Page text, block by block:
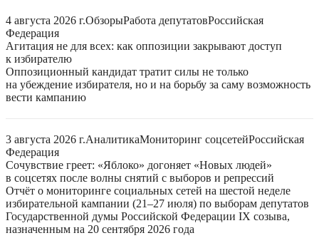
4 августа 2026 г.ОбзорыРабота депутатовРоссийская
Федерация
Агитация не для всех: как оппозиции закрывают доступ
к избирателю
Оппозиционный кандидат тратит силы не только
на убеждение избирателя, но и на борьбу за саму возможность
вести кампанию
3 августа 2026 г.АналитикаМониторинг соцсетейРоссийская
Федерация
Сочувствие греет: «Яблоко» догоняет «Новых людей»
в соцсетях после волны снятий с выборов и репрессий
Отчёт о мониторинге социальных сетей на шестой неделе
избирательной кампании (21–27 июля) по выборам депутатов
Государственной думы Российской Федерации IX созыва,
назначенным на 20 сентября 2026 года